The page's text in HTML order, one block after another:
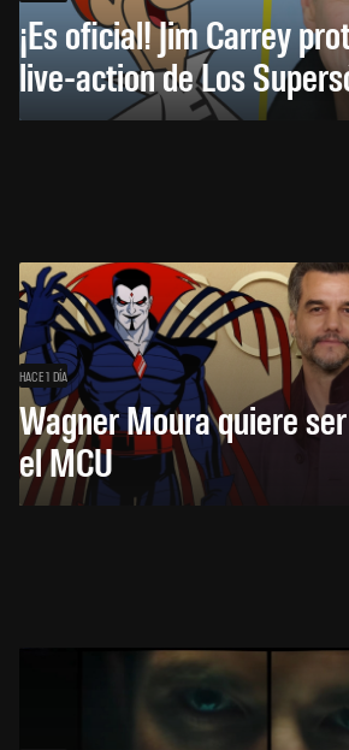
¡Es oficial! Jim Carrey
live-action de Los
HACE 1 DÍA
Wagner Moura quiere
el MCU